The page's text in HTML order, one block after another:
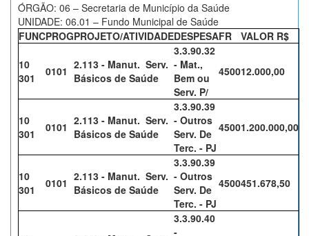
ÓRGÃO: 06 – Secretaria de Município da Saúde
UNIDADE: 06.01 – Fundo Municipal de Saúde
FUNCPROGPROJETO/ATIVIDADEDESPESAFR VALOR R$
10
301
0101 2.113 - Manut. Serv.
Básicos de Saúde
3.3.90.32
- Mat.,
Bem ou
Serv. P/
450012.000,00
10
301
0101 2.113 - Manut. Serv.
Básicos de Saúde
3.3.90.39
- Outros
Serv. De
Terc. - PJ
45001.200.000,00
10
301
0101 2.113 - Manut. Serv.
Básicos de Saúde
3.3.90.39
- Outros
Serv. De
Terc. - PJ
4500451.678,50
3.3.90.40
-